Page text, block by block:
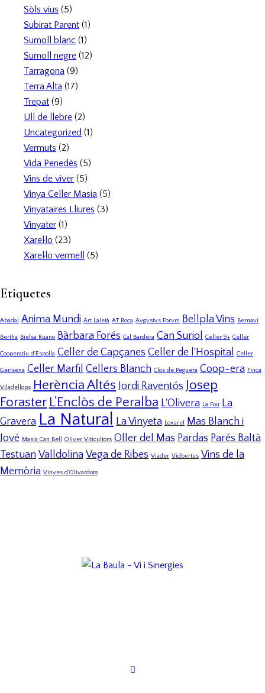
Sòls vius (5)
Subirat Parent (1)
Sumoll blanc (1)
Sumoll negre (12)
Tarragona (9)
Terra Alta (17)
Trepat (9)
Ull de llebre (2)
Uncategorized (1)
Vermuts (2)
Vida Penedès (5)
Vins de viver (5)
Vinya Celler Masia (5)
Vinyataires Lliures (3)
Vinyater (1)
Xarel·lo (23)
Xarel·lo vermell
(5)
Etiquetes
Abadal Anima Mundi Art Laietà AT Roca Avgvstvs Forvm Bellpla Vins Bernaví
Bertha Bielsa Ruano Bàrbara Forés Cal Bardera Can Suriol Celler 9+ Celler
Cooperatiu d'Espolla Celler de Capçanes Celler de l'Hospital Celler
Gerisena Celler Marfil Cellers Blanch Clos de Peguera Coop-era Finca
Viladellops Herència Altés Jordi Raventós Josep
Foraster L'Enclòs de Peralba L'Olivera La Fou La
Gravera La Natural La Vinyeta Loxarel
Mas Blanch i
Jové Masia Can Bell Oliver Viticultors Oller del Mas Pardas Parés Baltà
Testuan Valldolina Vega de Ribes Viader Vidbertus Vins de la
Memòria Vinyes d'Olivardots